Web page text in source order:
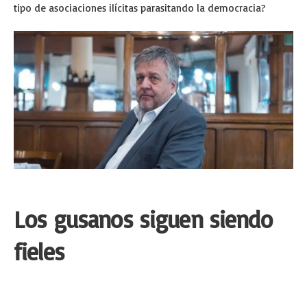
tipo de asociaciones ilícitas parasitando la democracia?
Los gusanos siguen siendo
fieles